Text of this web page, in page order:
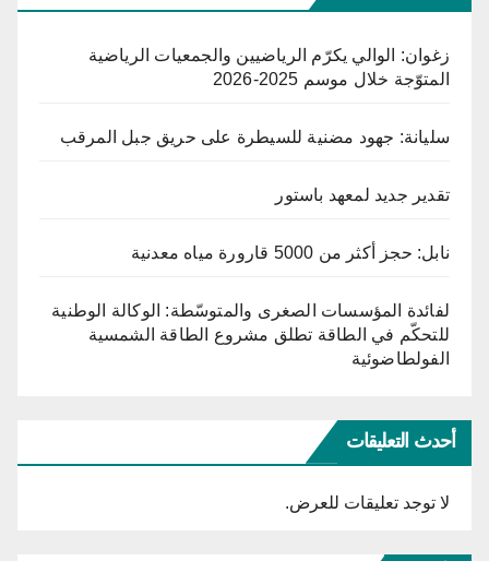
زغوان: الوالي يكرّم الرياضيين والجمعيات الرياضية
المتوّجة خلال موسم 2025-2026
سليانة: جهود مضنية للسيطرة على حريق جبل المرقب
تقدير جديد لمعهد باستور
نابل: حجز أكثر من 5000 قارورة مياه معدنية
لفائدة المؤسسات الصغرى والمتوسّطة: الوكالة الوطنية
للتحكّم في الطاقة تطلق مشروع الطاقة الشمسية
الفولطاضوئية
أحدث التعليقات
لا توجد تعليقات للعرض.